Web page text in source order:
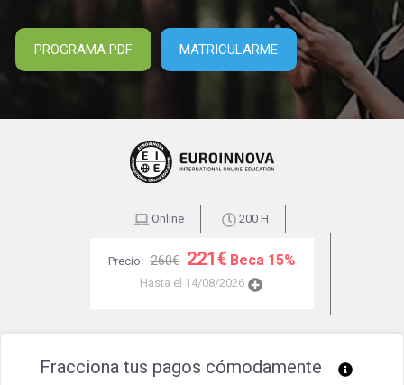
PROGRAMA PDF MATRICULARME
Online 200 H
Precio: 260€ 221€ Beca 15%
Hasta el 14/08/2026
Fracciona tus pagos cómodamente